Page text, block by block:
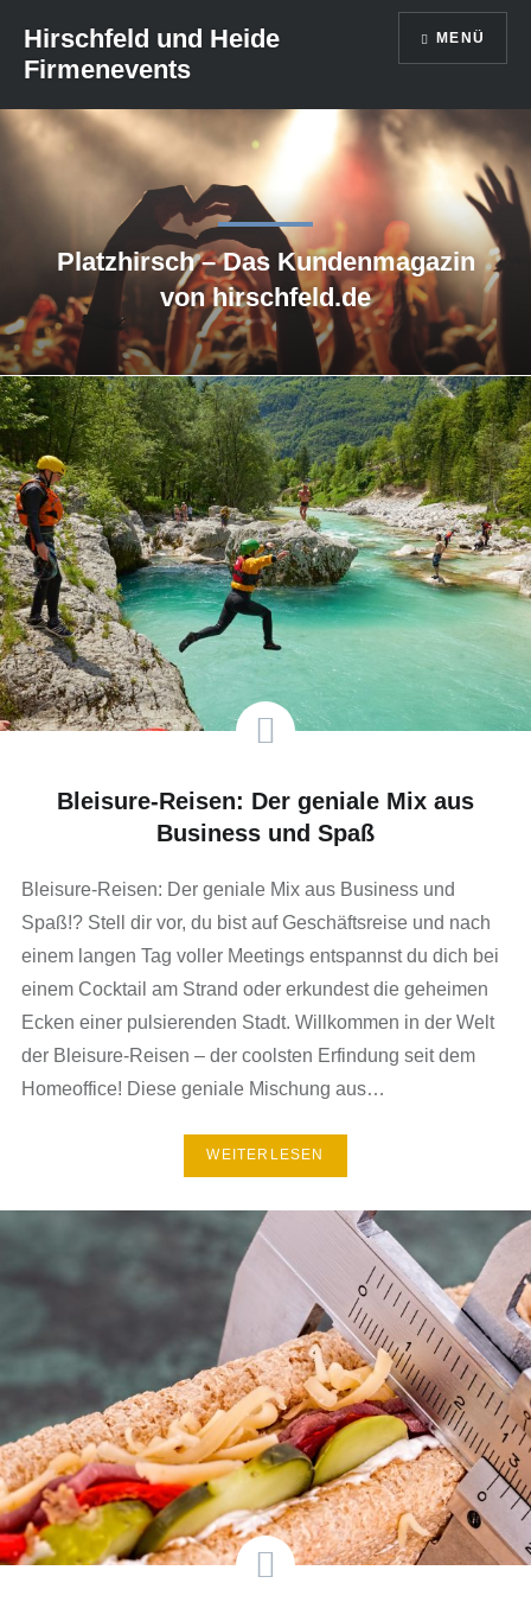
zum
Inhalt
Hirschfeld und Heide
Firmenevents
MENÜ
Platzhirsch – Das Kundenmagazin
von hirschfeld.de
Bleisure-Reisen: Der geniale Mix aus
Business und Spaß
Bleisure-Reisen: Der geniale Mix aus Business und
Spaß!? Stell dir vor, du bist auf Geschäftsreise und nach
einem langen Tag voller Meetings entspannst du dich bei
einem Cocktail am Strand oder erkundest die geheimen
Ecken einer pulsierenden Stadt. Willkommen in der Welt
der Bleisure-Reisen – der coolsten Erfindung seit dem
Homeoffice! Diese geniale Mischung aus…
WEITERLESEN